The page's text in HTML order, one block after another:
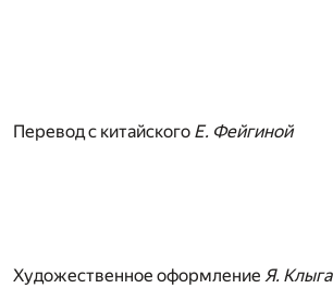
Перевод с китайского Е. Фейгиной
Художественное оформление Я. Клыга